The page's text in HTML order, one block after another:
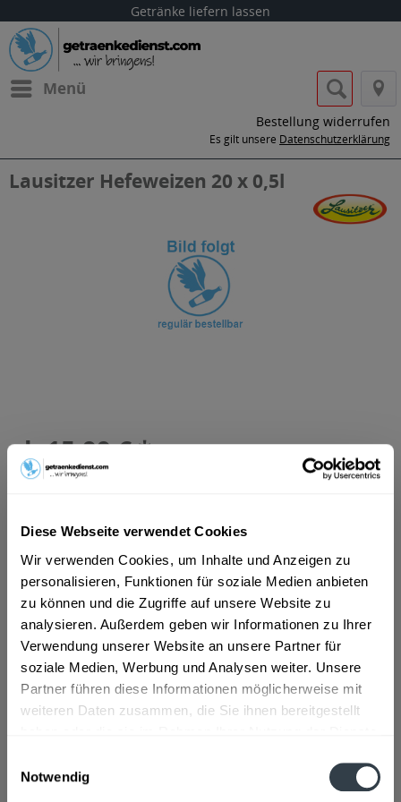
Diese Webseite verwendet Cookies
Wir verwenden Cookies, um Inhalte und Anzeigen zu
personalisieren, Funktionen für soziale Medien anbieten
zu können und die Zugriffe auf unsere Website zu
analysieren. Außerdem geben wir Informationen zu Ihrer
Verwendung unserer Website an unsere Partner für
soziale Medien, Werbung und Analysen weiter. Unsere
Partner führen diese Informationen möglicherweise mit
weiteren Daten zusammen, die Sie ihnen bereitgestellt
Notwendig
Getränke liefern lassen
Menü
Bestellung widerrufen
Es gilt unsere Datenschutzerklärung
Lausitzer Hefeweizen 20 x 0,5l
ab 15,99 € *
Inhalt:10 Liter (1,60 € * / 1 Liter)
MEHRWEG
+3,10 € Pfand
In denWarenkorb
Artikel-Nr.:
29160
Verfügbar in:
Beschreibung